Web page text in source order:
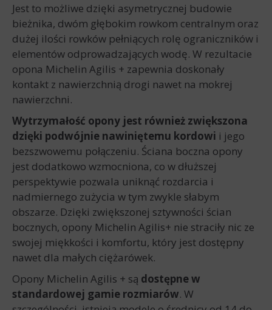
Jest to możliwe dzięki asymetrycznej budowie
bieżnika, dwóm głębokim rowkom centralnym oraz
dużej ilości rowków pełniących rolę ograniczników i
elementów odprowadzających wodę. W rezultacie
opona Michelin Agilis + zapewnia doskonały
kontakt z nawierzchnią drogi nawet na mokrej
nawierzchni.
Wytrzymałość opony jest również zwiększona
dzięki podwójnie nawiniętemu kordowi i jego
bezszwowemu połączeniu. Ściana boczna opony
jest dodatkowo wzmocniona, co w dłuższej
perspektywie pozwala uniknąć rozdarcia i
nadmiernego zużycia w tym zwykle słabym
obszarze. Dzięki zwiększonej sztywności ścian
bocznych, opony Michelin Agilis+ nie straciły nic ze
swojej miękkości i komfortu, który jest dostępny
nawet dla małych ciężarówek.
Opony Michelin Agilis + są dostępne w
standardowej gamie rozmiarów. W